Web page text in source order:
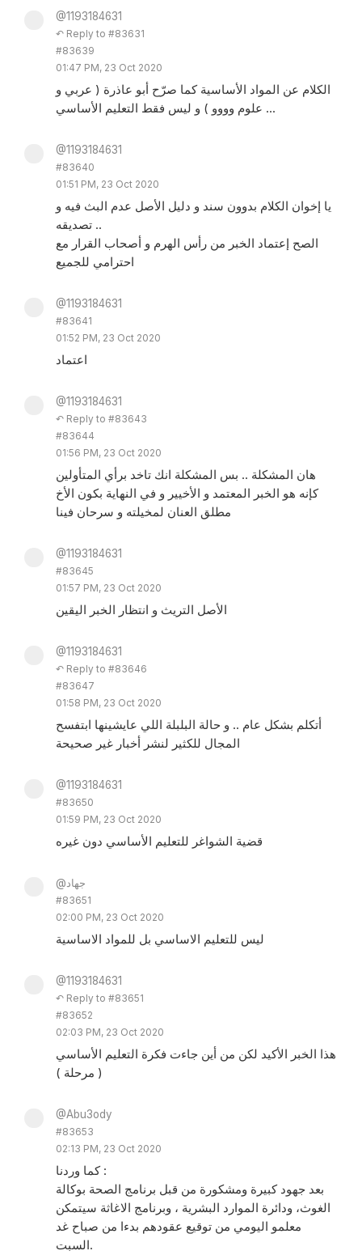
@1193184631
↶ Reply to #83631
#83639
01:47 PM, 23 Oct 2020
الكلام عن المواد الأساسية كما صرّح أبو عاذرة ( عربي و
علوم وووو ) و ليس فقط التعليم الأساسي ...
@1193184631
#83640
01:51 PM, 23 Oct 2020
يا إخوان الكلام بدوون سند و دليل الأصل عدم البث فيه و
تصديقه ..
الصح إعتماد الخبر من رأس الهرم و أصحاب القرار مع
احترامي للجميع
@1193184631
#83641
01:52 PM, 23 Oct 2020
اعتماد
@1193184631
↶ Reply to #83643
#83644
01:56 PM, 23 Oct 2020
هان المشكلة .. بس المشكلة انك تاخد برأي المتأولين
كإنه هو الخبر المعتمد و الأخيير و في النهاية بكون الأخ
مطلق العنان لمخيلته و سرحان فينا
@1193184631
#83645
01:57 PM, 23 Oct 2020
الأصل التريث و انتظار الخبر اليقين
@1193184631
↶ Reply to #83646
#83647
01:58 PM, 23 Oct 2020
أتكلم بشكل عام .. و حالة البلبلة اللي عايشينها ابتفسح
المجال للكثير لنشر أخبار غير صحيحة
@1193184631
#83650
01:59 PM, 23 Oct 2020
قضية الشواغر للتعليم الأساسي دون غيره
@جهاد
#83651
02:00 PM, 23 Oct 2020
ليس للتعليم الاساسي بل للمواد الاساسية
@1193184631
↶ Reply to #83651
#83652
02:03 PM, 23 Oct 2020
هذا الخبر الأكيد لكن من أين جاءت فكرة التعليم الأساسي
( مرحلة )
@Abu3ody
#83653
02:13 PM, 23 Oct 2020
كما وردنا :
بعد جهود كبيرة ومشكورة من قبل برنامج الصحة بوكالة
الغوث، ودائرة الموارد البشرية ، وبرنامج الاغاثة سيتمكن
معلمو اليومي من توقيع عقودهم بدءا من صباح غد
السبت.